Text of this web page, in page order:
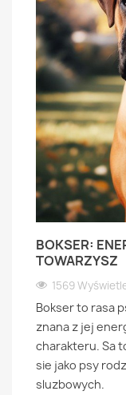
BOKSER:
TOWARZYSZ
1569
Bokser to rasa
znana z jej
charakteru. Sa
sie jako psy
sluzbowych.